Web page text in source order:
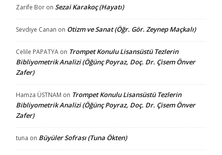
Zarife Bor on Sezai Karakoç (Hayatı)
Sevdiye Canan on Otizm ve Sanat (Öğr. Gör. Zeynep Maçkalı)
Celile PAPATYA on Trompet Konulu Lisansüstü Tezlerin
Bibliyometrik Analizi (Öğünç Poyraz, Doç. Dr. Çisem Önver
Zafer)
Hamza ÜSTNAM on Trompet Konulu Lisansüstü Tezlerin
Bibliyometrik Analizi (Öğünç Poyraz, Doç. Dr. Çisem Önver
Zafer)
tuna on Büyüler Sofrası (Tuna Ökten)